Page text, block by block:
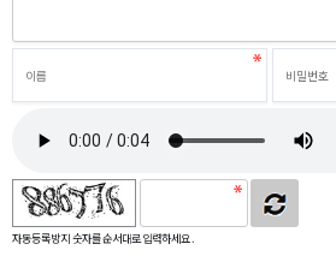
자동등록방지 숫자를 순서대로 입력하세요.